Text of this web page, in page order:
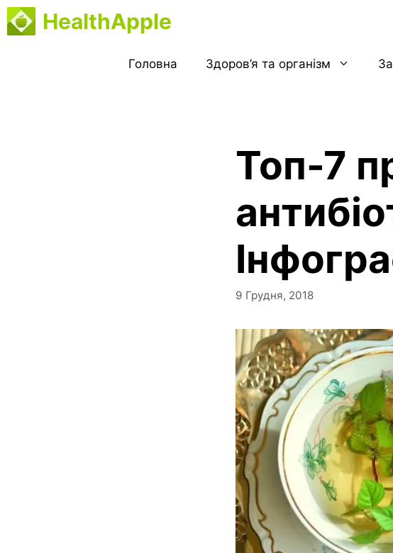
Перейти
до
HealthApple
Головна Здоров’я та організм
Топ-7
9 Грудня, 2018